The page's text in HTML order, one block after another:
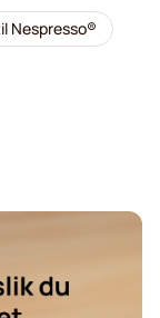
Nespresso®